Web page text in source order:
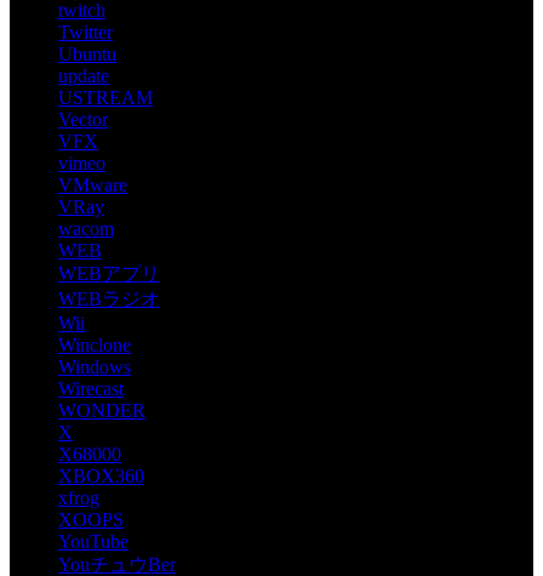
twitch
Twitter
Ubuntu
update
USTREAM
Vector
VFX
vimeo
VMware
VRay
wacom
WEB
WEBアプリ
WEBラジオ
Wii
Winclone
Windows
Wirecast
WONDER
X
X68000
XBOX360
xfrog
XOOPS
YouTube
YouチュウBer